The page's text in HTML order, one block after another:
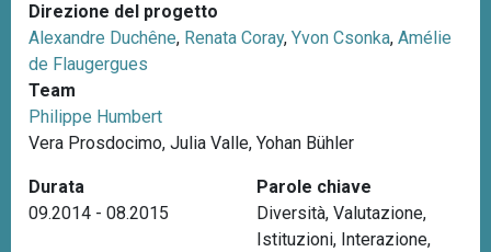
l
e
d
i
p
a
n
e
Direzione del progetto
Alexandre Duchêne, Renata Coray, Yvon Csonka, Amélie
de Flaugergues
Team
Philippe Humbert
Vera Prosdocimo, Julia Valle, Yohan Bühler
Durata
09.2014 - 08.2015
Parole chiave
Diversità, Valutazione,
Istituzioni, Interazione,